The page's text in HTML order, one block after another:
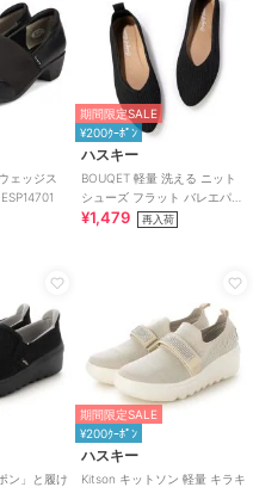
ェッジス
リッポンパンプス ESP14701
期間限定SALE
¥200ｸｰﾎﾟﾝ
ハスキー
BOUQET 軽量 洗える ニット
シューズ フラット バレエパン
プス スリッポン
¥1,479 再入荷
ン」と履け
期間限定SALE
¥200ｸｰﾎﾟﾝ
ハスキー
Kitson キットソン 軽量 キラキ